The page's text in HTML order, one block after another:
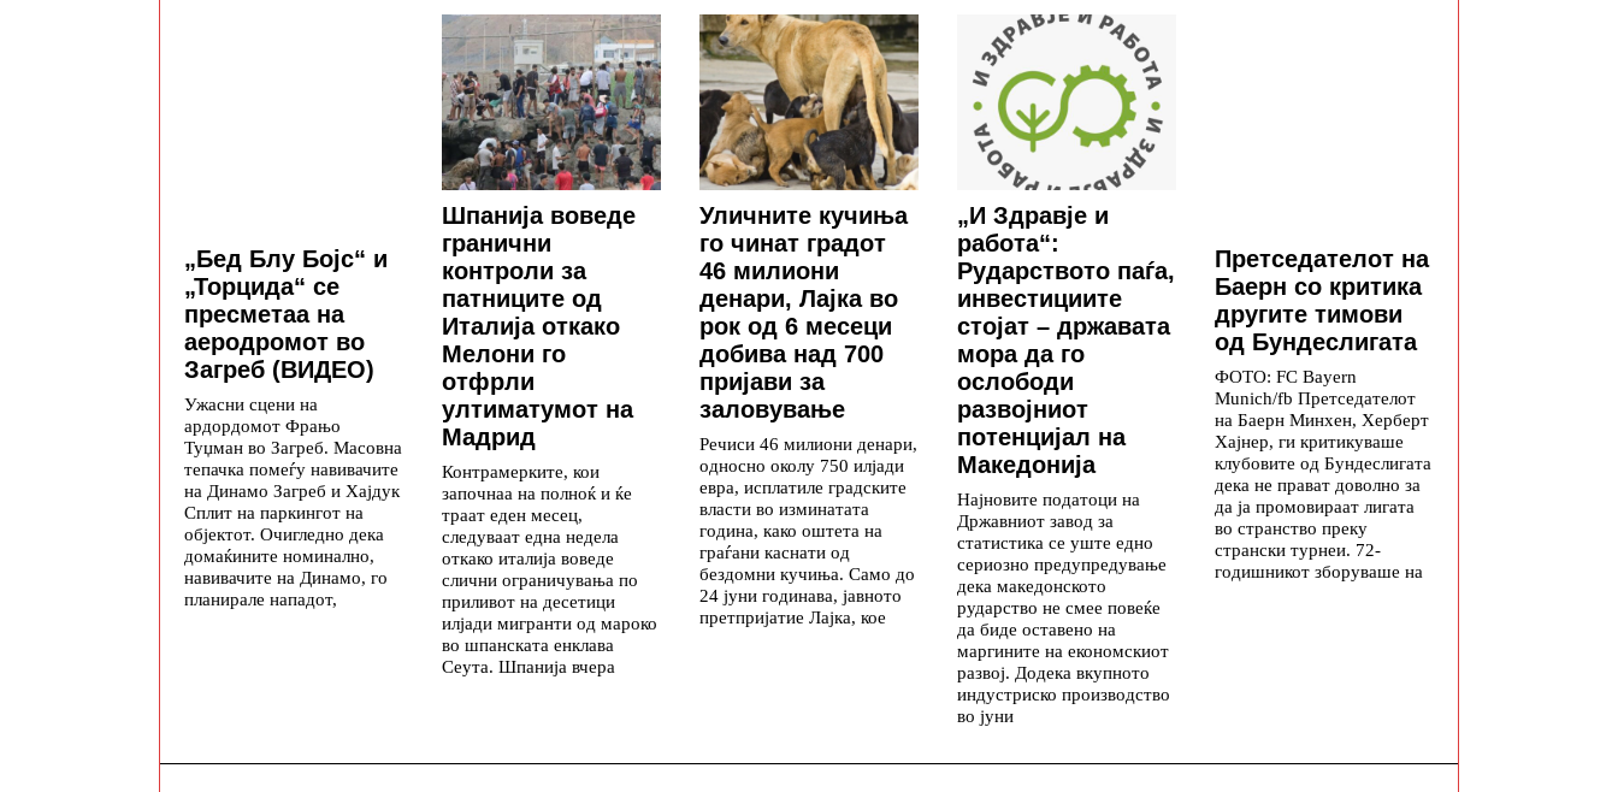
„Бед Блу Бојс“ и
„Торцида“ се
пресметаа на
аеродромот во
Загреб (ВИДЕО)
Ужасни сцени на
ардордомот Фрањо
Туџман во Загреб. Масовна
тепачка помеѓу навивачите
на Динамо Загреб и Хајдук
Сплит на паркингот на
објектот. Очигледно дека
домаќините номинално,
навивачите на Динамо, го
планирале нападот,
Шпанија воведе
гранични
контроли за
патниците од
Италија откако
Мелони го
отфрли
ултиматумот на
Мадрид
Контрамерките, кои
започнаа на полноќ и ќе
траат еден месец,
следуваат една недела
откако италија воведе
слични ограничувања по
приливот на десетици
илјади мигранти од мароко
во шпанската енклава
Сеута. Шпанија вчера
Уличните кучиња
го чинат градот
46 милиони
денари, Лајка во
рок од 6 месеци
добива над 700
пријави за
заловување
Речиси 46 милиони денари,
односно околу 750 илјади
евра, исплатиле градските
власти во изминатата
година, како оштета на
граѓани каснати од
бездомни кучиња. Само до
24 јуни годинава, јавното
претпријатие Лајка, кое
„И Здравје и
работа“:
Рударството паѓа,
инвестициите
стојат – државата
мора да го
ослободи
развојниот
потенцијал на
Македонија
Најновите податоци на
Државниот завод за
статистика се уште едно
сериозно предупредување
дека македонското
рударство не смее повеќе
да биде оставено на
маргините на економскиот
развој. Додека вкупното
индустриско производство
во јуни
Претседателот на
Баерн со критика
другите тимови
од Бундеслигата
ФОТО: FC Bayern
Munich/fb Претседателот
на Баерн Минхен, Херберт
Хајнер, ги критикуваше
клубовите од Бундеслигата
дека не прават доволно за
да ја промовираат лигата
во странство преку
странски турнеи. 72-
годишникот зборуваше на